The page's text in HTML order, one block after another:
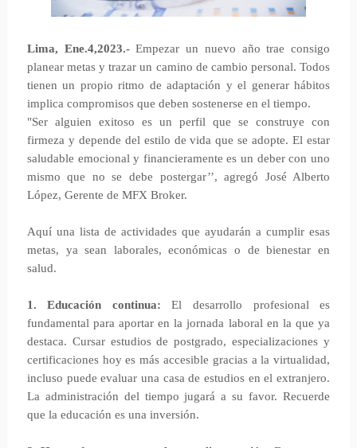
Lima, Ene.4,2023.-Empezar un nuevo año trae consigo
planear metas y trazar un camino de cambio personal. Todos
tienen un propio ritmo de adaptación y el generar hábitos
implica compromisos que deben sostenerse en el tiempo.
"Ser alguien exitoso es un perfil que se construye con
firmeza y depende del estilo de vida que se adopte. El estar
saludable emocional y financieramente es un deber con uno
mismo que no se debe postergar’’, agregó José Alberto
López, Gerente de MFX Broker.
Aquí una lista de actividades que ayudarán a cumplir esas
metas, ya sean laborales, económicas o de bienestar en
salud.
1. Educación continua: El desarrollo profesional es
fundamental para aportar en la jornada laboral en la que ya
destaca. Cursar estudios de postgrado, especializaciones y
certificaciones hoy es más accesible gracias a la virtualidad,
incluso puede evaluar una casa de estudios en el extranjero.
La administración del tiempo jugará a su favor. Recuerde
que la educación es una inversión.